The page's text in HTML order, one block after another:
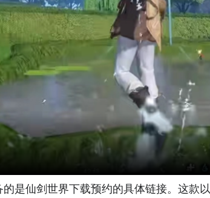
是仙剑世界下载预约的具体链接。这款